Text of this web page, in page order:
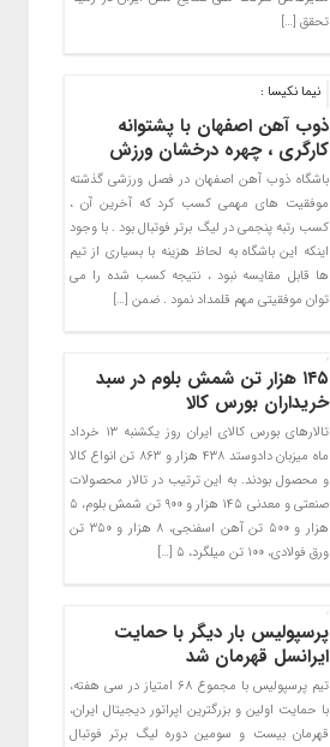
تحقق […]
نیما نکیسا :
ذوب آهن اصفهان با پشتوانه
کارگری ، چهره درخشان ورزش
باشگاه ذوب آهن اصفهان در فصل ورزشی گذشته
موفقیت های مهمی کسب کرد که آخرین آن ،
کسب رتبه پنجمی در لیگ برتر فوتبال بود . با وجود
اینکه این باشگاه به لحاظ هزینه با بسیاری از تیم
ها قابل مقایسه نبود ، نتیجه کسب شده را می
توان موفقیتی مهم قلمداد نمود . ضمن […]
۱۴۵ هزار تن شمش بلوم در سبد
خریداران بورس کالا
تالارهای بورس کالای ایران روز یکشنبه ۱۳ خرداد
ماه میزبان دادوستد ۴۳۸ هزار و ۸۶۳ تن انواع کالا
و محصول بودند. به این ترتیب در تالار محصولات
صنعتی و معدنی ۱۴۵ هزار و ۹۰۰ تن شمش بلوم، ۵
هزار و ۵۰۰ تن آهن اسفنجی، ۸ هزار و ۳۵۰ تن
ورق فولادی، ۱۰۰ تن میلگرد، ۵ […]
پرسپولیس بار دیگر با حمایت
ایرانسل قهرمان شد
تیم پرسپولیس با مجموع ۶۸ امتیاز در سی هفته،
با حمایت اولین و بزرگترین اپراتور دیجیتال ایران،
قهرمان بیست و سومین دوره لیگ برتر فوتبال